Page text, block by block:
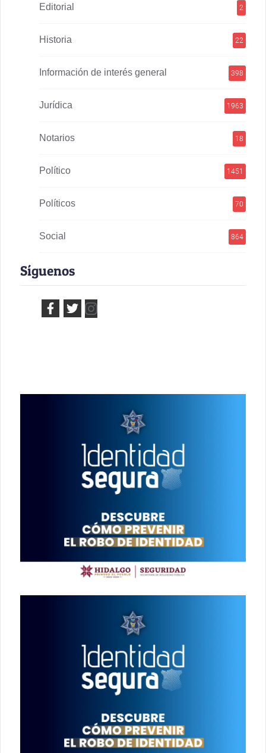
Editorial 2
Historia 22
Información de interés general 398
Jurídica 1963
Notarios 18
Político 1451
Políticos 70
Social 864
Síguenos